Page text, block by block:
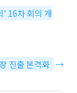
' 16차 회의 개
진출 본격화 →